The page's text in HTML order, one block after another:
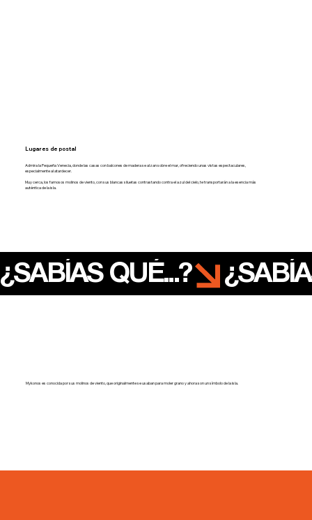
Lugares de postal
Admira la Pequeña Venecia, donde las casas con balcones de madera se alzan sobre el mar, ofreciendo unas vistas espectaculares,
especialmente al atardecer.
Muy cerca, los famosos molinos de viento, con sus blancas siluetas contrastando contra el azul del cielo, te transportarán a la esencia más
auténtica de la isla.
¿SABÍAS QUÉ...?
Mykonos es conocida por sus molinos de viento, que originalmente se usaban para moler grano y ahora son un símbolo de la isla.